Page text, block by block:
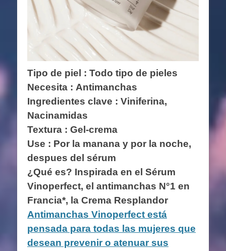
Tipo de piel : Todo tipo de pieles
Necesita : Antimanchas
Ingredientes clave : Viniferina,
Nacinamidas
Textura : Gel-crema
Use : Por la manana y por la noche,
despues del sérum
¿Qué es? Inspirada en el Sérum
Vinoperfect, el antimanchas N°1 en
Francia*, la Crema Resplandor
Antimanchas Vinoperfect está
pensada para todas las mujeres que
desean prevenir o atenuar sus